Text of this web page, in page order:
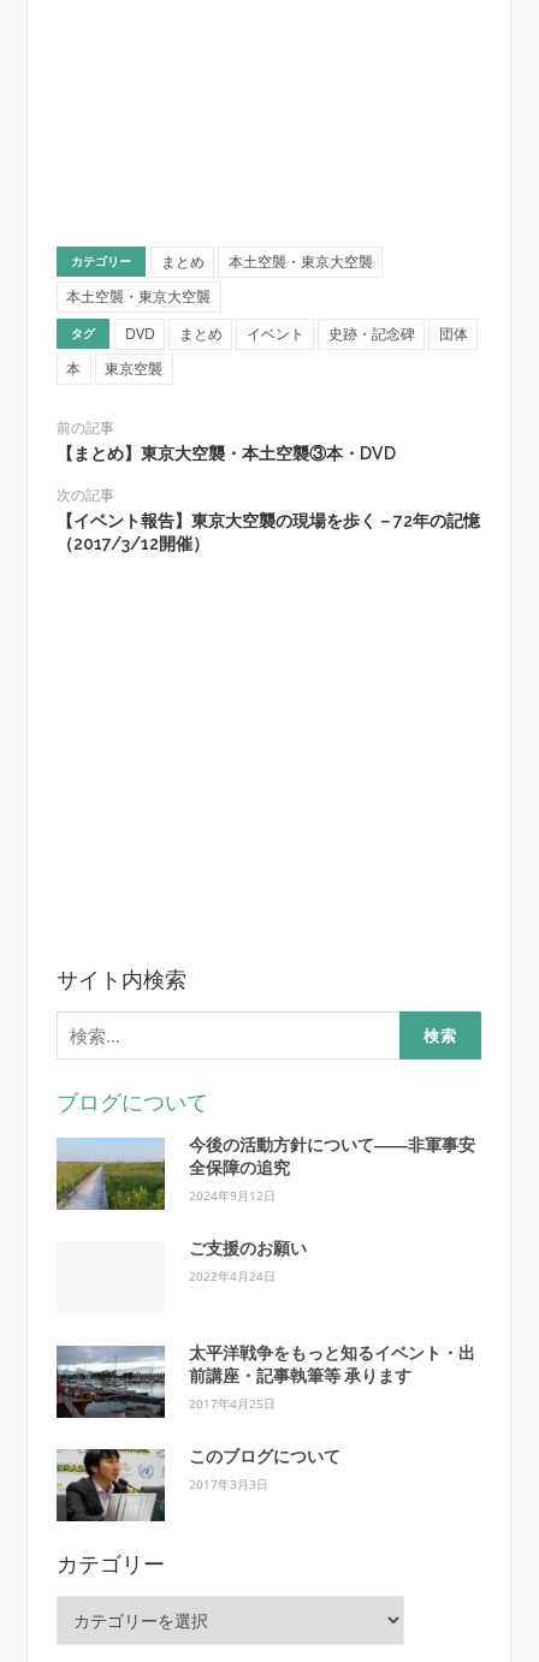
カテゴリー まとめ
本土空襲・東京大空襲
本土空襲・東京大空襲
タグ DVD まとめ イベント 史跡・記念碑
団体
本
東京空襲
前の記事
【まとめ】東京大空襲・本土空襲③本・DVD
次の記事
【イベント報告】東京大空襲の現場を歩く－72年の記憶
（2017/3/12開催）
サイト内検索
検
索:
ブログについて
今後の活動方針について――非軍事安
全保障の追究
2024年9月12日
ご支援のお願い
2022年4月24日
太平洋戦争をもっと知るイベント・出
前講座・記事執筆等 承ります
2017年4月25日
このブログについて
2017年3月3日
カテゴリー